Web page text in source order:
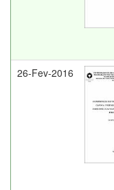
26-Fev-2016